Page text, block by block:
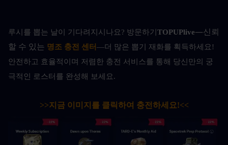
루시를 뽑는 날이 기다려지시나요? 방문하기 TOPUPlive—신뢰
할 수 있는 명조 충전 센터—더 많은 뽑기 재화를 획득하세요!
안전하고 효율적이며 저렴한 충전 서비스를 통해 당신만의 궁
극적인 로스터를 완성해 보세요.
>>지금 이미지를 클릭하여 충전하세요!<<